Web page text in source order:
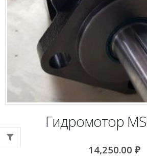
Гидромотор
14,250.00 ₽